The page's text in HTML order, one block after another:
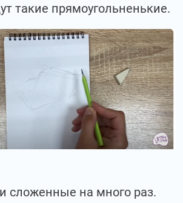
такие прямоугольненькие.
сложенные на много раз.